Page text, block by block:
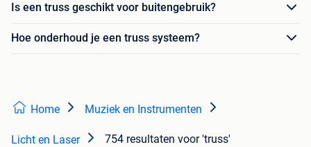
Is een truss geschikt voor buitengebruik?
Hoe onderhoud je een truss systeem?
Home Muziek en Instrumenten
Licht en Laser 754 resultaten voor 'truss'